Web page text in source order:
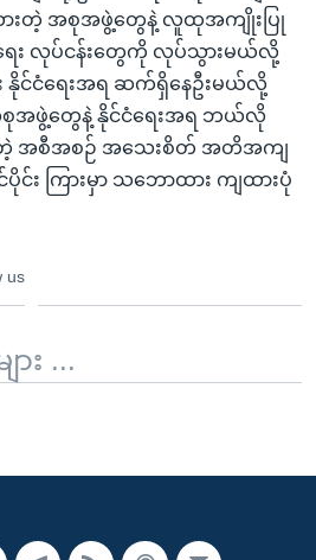
ထားတဲ့ အစုအဖွဲ့တွေနဲ့ လူထုအကျိုးပြု
း လုပ်ငန်းတွေကို လုပ်သွားမယ်လို့
ငံရေးအရ ဆက်ရှိနေဦးမယ်လို့
အစုအဖွဲ့တွေနဲ့ နိုင်ငံရေးအရ ဘယ်လို
အစီအစဉ် အသေးစိတ် အတိအကျ
င်း ကြားမှာ သဘောထား ကျထားပုံ
us
း ...